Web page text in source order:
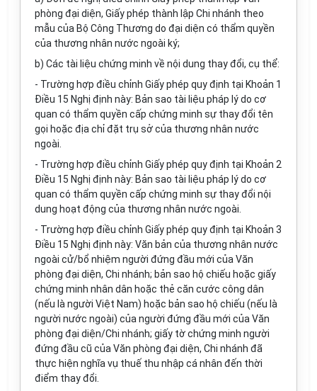
phòng đại diện, Giấy phép thành lập Chi nhánh theo
mẫu của Bộ Công Thương do đại diện có thẩm quyền
của thương nhân nước ngoài ký;
b) Các tài liệu chứng minh về nội dung thay đổi, cụ thể:
- Trường hợp điều chỉnh Giấy phép quy định tại Khoản 1
Điều 15 Nghị định này: Bản sao tài liệu pháp lý do cơ
quan có thẩm quyền cấp chứng minh sự thay đổi tên
gọi hoặc địa chỉ đặt trụ sởcủa thương nhân nước
ngoài.
- Trường hợp điều chỉnh Giấy phép quy định tại Khoản 2
Điều 15 Nghị định này: Bản sao tài liệu pháp lý do cơ
quan có thẩm quyền cấp chứng minh sự thay đổi nội
dung hoạt động của thương nhân nước ngoài.
- Trường hợp điều chỉnh Giấy phép quy định tại Khoản 3
Điều 15 Nghị định này: Văn bản của thương nhân nước
ngoài cử/bổ nhiệm người đứng đầu mới của Văn
phòng đại diện, Chi nhánh; bản sao hộ chiếu hoặc giấy
chứng minh nhân dân hoặc thẻ căn cước công dân
(nếu là người Việt Nam) hoặc bản sao hộ chiếu (nếu là
người nước ngoài) của người đứng đầu mới của Văn
phòng đại diện/Chi nhánh; giấy tờ chứng minh người
đứng đầu cũ của Văn phòng đại diện, Chi nhánh đã
thực hiện nghĩa vụ thuế thu nhập cá nhân đến thời
điểm thay đổi.